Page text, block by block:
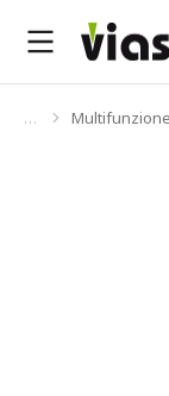
Tu sei qui:Multifunzione